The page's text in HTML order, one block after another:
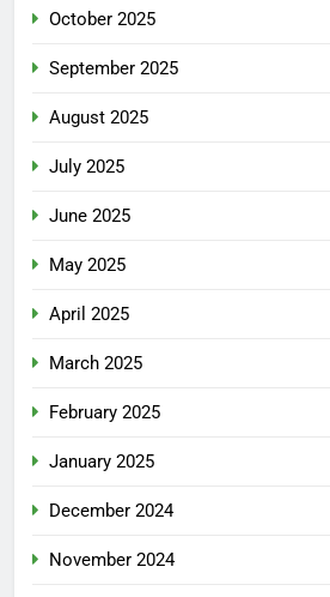
October 2025
September 2025
August 2025
July 2025
June 2025
May 2025
April 2025
March 2025
February 2025
January 2025
December 2024
November 2024